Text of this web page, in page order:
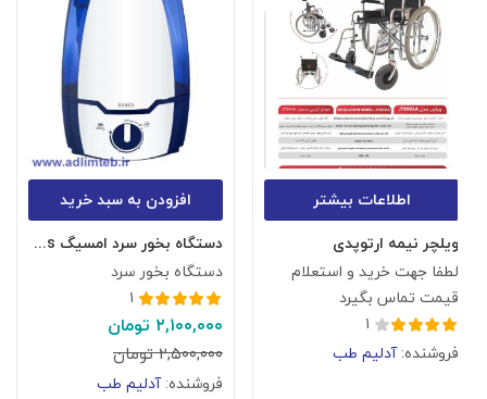
اطلاعات بیشتر
ویلچر نیمه ارتوپدی
لطفا جهت خرید و استعلام
قیمت تماس بگیرد
امتیاز ۴.۰۰
۱
فروشنده:آدلیم طب
افزودن به سبد خرید
دستگاه بخور سرد امسیگ US408-plus
دستگاه بخور سرد
امتیاز۵.۰۰از
۱
۲,۱۰۰,۰۰۰تومان
۲,۵۰۰,۰۰۰تومان
فروشنده:آدلیم طب